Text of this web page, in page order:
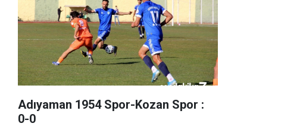
Adıyaman 1954 Spor-Kozan Spor :
0-0